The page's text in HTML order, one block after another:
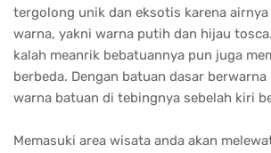
tergolong unik dan eksotis karena
warna, yakni warna putih dan hijau
kalah meanrik bebatuannya pun juga
berbeda. Dengan batuan dasar
warna batuan di tebingnya sebelah kiri
Memasuki area wisata anda akan